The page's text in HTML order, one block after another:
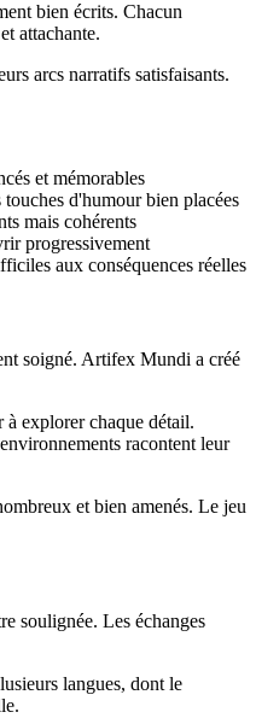
bien écrits. Chacun
attachante.
arcs narratifs satisfaisants.
et mémorables
touches d'humour bien placées
mais cohérents
progressivement
aux conséquences réelles
soigné. Artifex Mundi a créé
explorer chaque détail.
racontent leur
et bien amenés. Le jeu
soulignée. Les échanges
langues, dont le